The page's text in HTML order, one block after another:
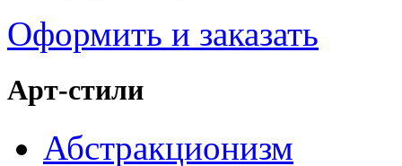
Оформить и заказать
Арт-стили
Абстракционизм